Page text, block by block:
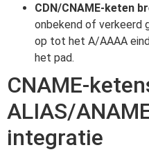
CDN/CNAME-keten
onbekend of verkeerd
op tot het A/AAAA
het pad.
CNAME-
ALIAS/
integratie